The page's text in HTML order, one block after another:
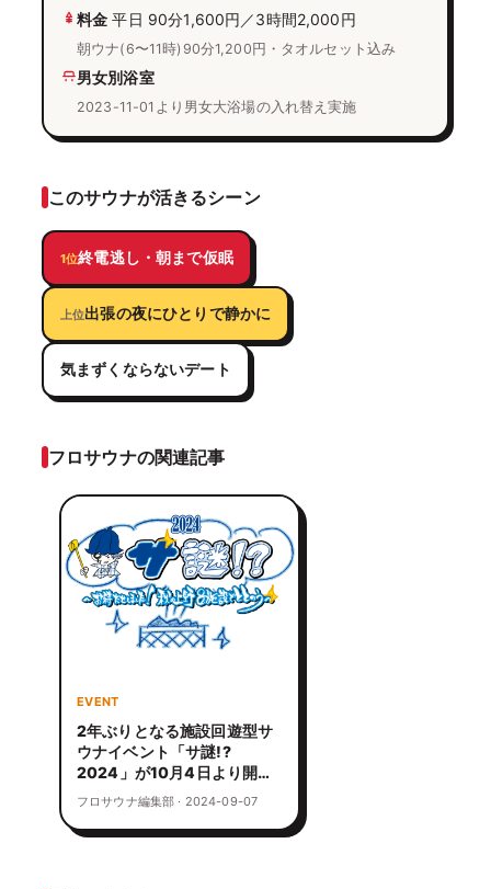
料金 平日 90分1,600円／3時間2,000円
朝ウナ(6〜11時)90分1,200円・タオルセット込み
男女別浴室
2023-11-01より男女大浴場の入れ替え実施
このサウナが活きるシーン
1位終電逃し・朝まで仮眠
上位出張の夜にひとりで静かに
気まずくならないデート
フロサウナの関連記事
EVENT
2年ぶりとなる施設回遊型サ
ウナイベント「サ謎!?
2024」が10月4日より開
催！8つの施設を巡って豪華
景品をゲット
フロサウナ編集部 · 2024-09-07